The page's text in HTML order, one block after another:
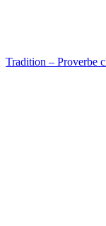
Tradition – Proverbe